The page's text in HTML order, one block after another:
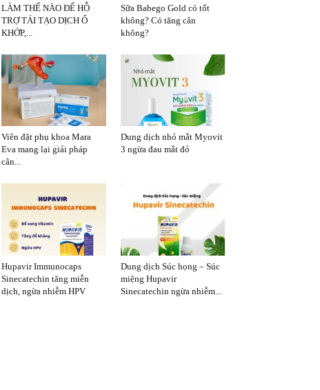
LÀM THẾ NÀO ĐỂ HỖ
TRỢ TÁI TẠO DỊCH Ổ
KHỚP,...
Sữa Babego Gold có tốt
không? Có tăng cân
không?
Viên đặt phụ khoa Mara
Eva mang lại giải pháp
cân...
Dung dịch nhỏ mắt Myovit
3 ngừa đau mắt đỏ
Hupavir Immunocaps
Sinecatechin tăng miễn
dịch, ngừa nhiễm HPV
Dung dịch Súc họng – Súc
miệng Hupavir
Sinecatechin ngừa nhiễm...